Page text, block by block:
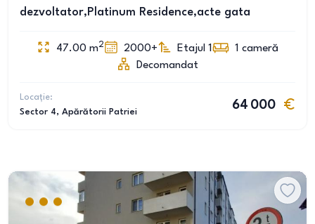
dezvoltator,Platinum Residence,acte gata
47.00 m2 2000+ Etajul 1 1 cameră
Decomandat
Locație:
Sector 4, Apărătorii Patriei
64 000